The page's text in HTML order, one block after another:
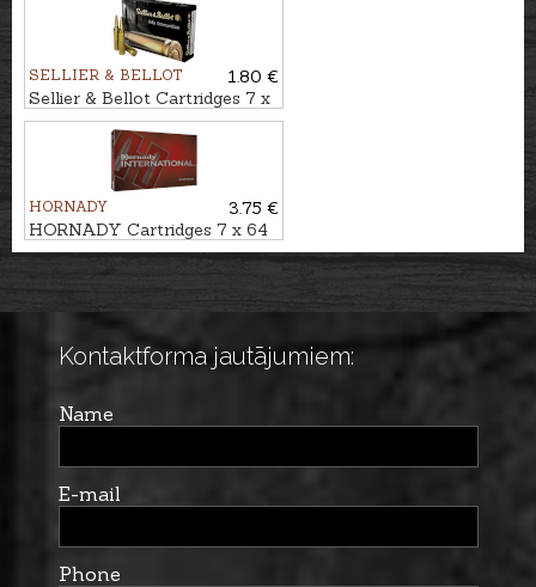
SELLIER & BELLOT
1.80 €
Sellier & Bellot Cartridges 7 x
64 FMJ 9,1g
HORNADY
3.75 €
HORNADY Cartridges 7 x 64
ECX 9,7g INT - Lead-free
Kontaktforma jautājumiem:
Name
E-mail
Phone